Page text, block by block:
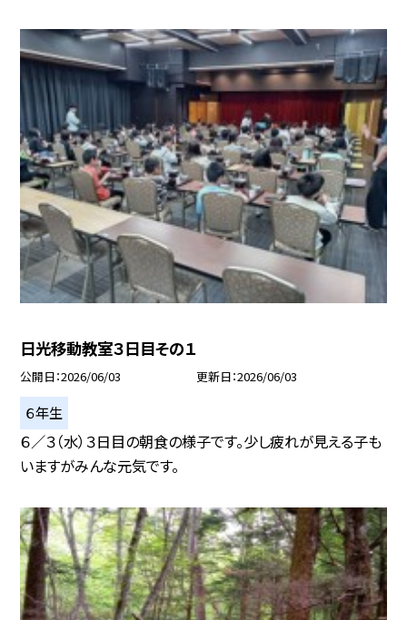
日光移動教室３日目その１
公開日 2026/06/03 更新日 2026/06/03
６年生
６／３（水）３日目の朝食の様子です。少し疲れが見える子も
いますがみんな元気です。